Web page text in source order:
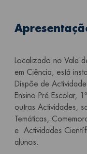
Localizado no Vale
em Ciência, está
Dispõe de
Ensino Pré Escolar,
outras Actividades,
Temáticas,
e Actividades
alunos.